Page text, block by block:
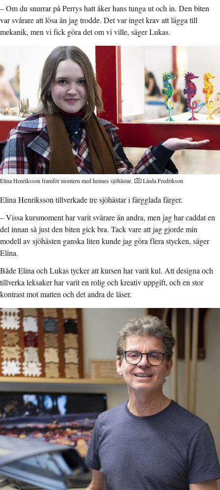
– Om du snurrar på Perrys hatt åker hans tunga ut och in. Den biten
var svårare att lösa än jag trodde. Det var inget krav att lägga till
mekanik, men vi fick göra det om vi ville, säger Lukas.
Elina Henriksson framför montern med hennes sjöhästar. Linda Fredrikson
Elina Henriksson tillverkade tre sjöhästar i färgglada färger.
– Vissa kursmoment har varit svårare än andra, men jag har caddat en
del innan så just den biten gick bra. Tack vare att jag gjorde min
modell av sjöhästen ganska liten kunde jag göra flera stycken, säger
Elina.
Både Elina och Lukas tycker att kursen har varit kul. Att designa och
tillverka leksaker har varit en rolig och kreativ uppgift, och en stor
kontrast mot matten och det andra de läser.